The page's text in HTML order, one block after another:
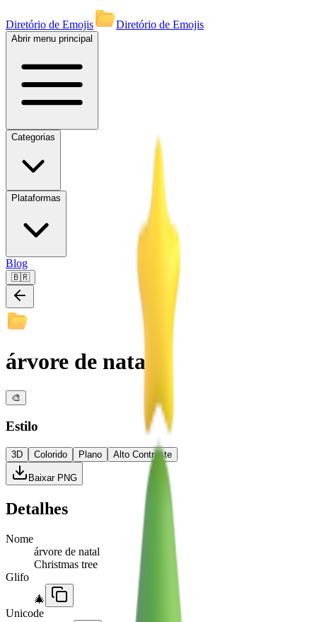
Diretório de Emojis Diretório de Emojis
Abrir menu principal
Categorias
Plataformas
Blog
🇧🇷
árvore de natal
🎨
Estilo
3D Colorido Plano Alto Contraste
Baixar PNG
Detalhes
Nome
árvore de natal
Christmas tree
Glifo
🎄
Unicode